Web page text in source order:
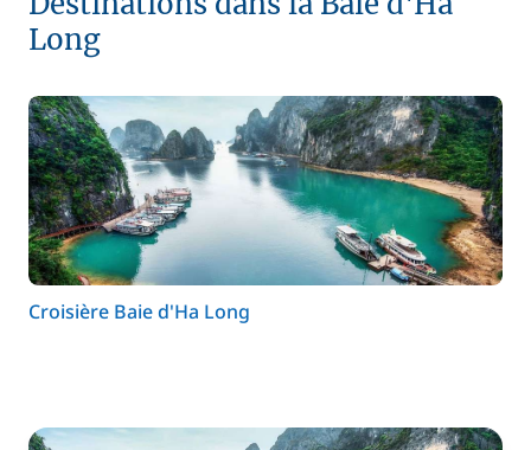
Long
Croisière Baie d'Ha Long